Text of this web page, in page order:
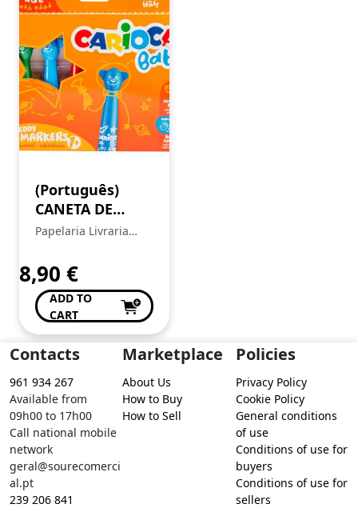
(Português)
CANETA DE
FELTRO
TEDDY MARKER
42815
Papelaria Livraria
8,90 €
ADD TO
CART
Contacts
961 934 267
Available from
09h00 to 17h00
Call national mobile
network
geral@sourecomerci
al.pt
239 206 841
Marketplace
About Us
How to Buy
How to Sell
Policies
Privacy Policy
Cookie Policy
General conditions
of use
Conditions of use for
buyers
Conditions of use for
sellers